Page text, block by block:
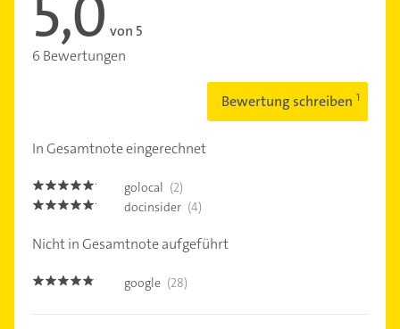
von 5
6 Bewertungen
Bewertung schreiben
In Gesamtnote eingerechnet
5.0 golocal (2)
5.0 docinsider (4)
Nicht in Gesamtnote aufgeführt
4.7000003 google (28)